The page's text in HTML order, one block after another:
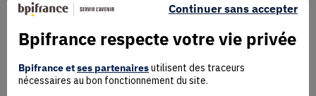
Mentions Légales
Données personnelles
Bpifrance respecte votre vie privée
Bpifrance etses partenairesutilisent des traceurs
nécessaires au bon fonctionnement du site.
Continuer sans accepter